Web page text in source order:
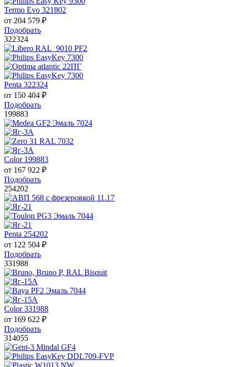
Termo Evo 321802
от 204 579 ₽
Подобрать
322324
Penta 322324
от 150 404 ₽
Подобрать
199883
Color 199883
от 167 922 ₽
Подобрать
254202
Penta 254202
от 122 504 ₽
Подобрать
331988
Color 331988
от 169 622 ₽
Подобрать
314055